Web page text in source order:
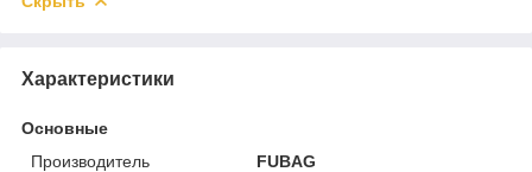
Характеристики
Основные
Производитель
FUBAG